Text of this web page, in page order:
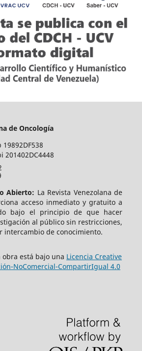
de Oncología
201402DC4448
Abierto: La Revista Venezolana de
acceso inmediato y gratuito a
bajo el principio de que hacer
al público sin restricciones,
intercambio de conocimiento.
obra está bajo una Licencia Creative
NoComercial-CompartirIgual 4.0